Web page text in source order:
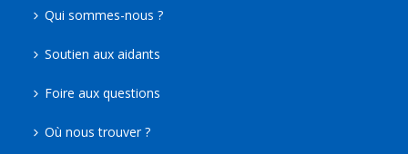
Qui sommes-nous ?
Soutien aux aidants
Foire aux questions
Où nous trouver ?